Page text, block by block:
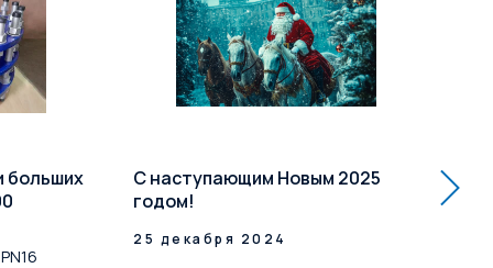
больших
С наступающим Новым 2025
годом!
25 декабря 2024